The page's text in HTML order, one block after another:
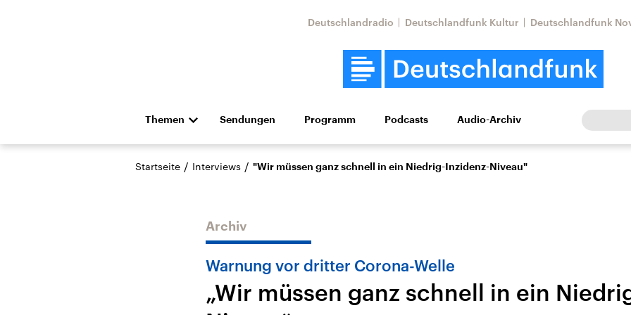
Deutschlandradio Deutschlandfunk Kultur Deutschlandfunk
Themen
Die Nachrichten Politik Wirtschaft Wissen Kultur Europa
Hörspiel und Feature Musik
Landtagswahl Sachsen-
Anhalt 2026
USA
Aktuelle Beiträge,
Nahostkonflikt
Iran
Sendungen Programm Podcasts Audio-Archiv
Startseite / Interviews / "Wir müssen ganz schnell in ein Niedrig-Inzidenz-Niveau"
Archiv
Warnung vor dritter Corona-Welle
„Wir müssen ganz schnell in ein